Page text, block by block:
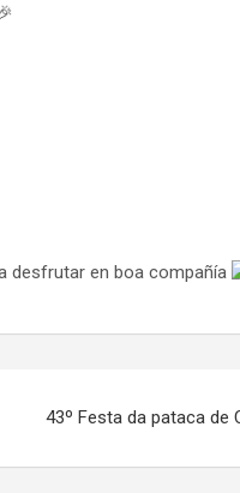
desfrutar en boa compañía
43º Festa da pataca de